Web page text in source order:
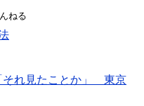
ねる
それ見たことか」 東京